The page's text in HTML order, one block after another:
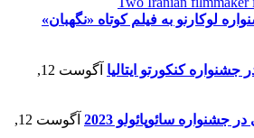
لوکارنو به فیلم کوتاه «نگهبان»
جشنواره کنکورتو ایتالیا
آگوست 12,
جشنواره سائوپائولو 2023
آگوست 12,